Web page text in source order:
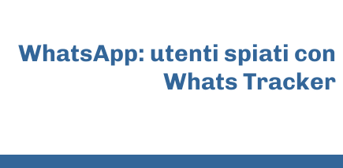
WhatsApp: utenti spiati con
Whats Tracker